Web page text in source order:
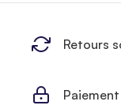
Retours